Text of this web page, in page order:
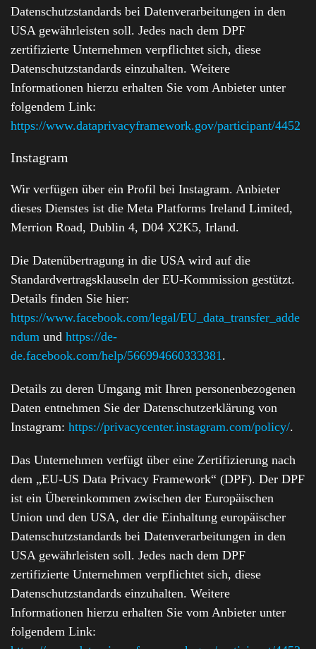
Datenschutzstandards bei Datenverarbeitungen in den
USA gewährleisten soll. Jedes nach dem DPF
zertifizierte Unternehmen verpflichtet sich, diese
Datenschutzstandards einzuhalten. Weitere
Informationen hierzu erhalten Sie vom Anbieter unter
folgendem Link:
https://www.dataprivacyframework.gov/participant/4452
Instagram
Wir verfügen über ein Profil bei Instagram. Anbieter
dieses Dienstes ist die Meta Platforms Ireland Limited,
Merrion Road, Dublin 4, D04 X2K5, Irland.
Die Datenübertragung in die USA wird auf die
Standardvertragsklauseln der EU-Kommission gestützt.
Details finden Sie hier:
https://www.facebook.com/legal/EU_data_transfer_adde
ndum und https://de-
de.facebook.com/help/566994660333381 .
Details zu deren Umgang mit Ihren personenbezogenen
Daten entnehmen Sie der Datenschutzerklärung von
Instagram: https://privacycenter.instagram.com/policy/.
Das Unternehmen verfügt über eine Zertifizierung nach
dem „EU-US Data Privacy Framework“ (DPF). Der DPF
ist ein Übereinkommen zwischen der Europäischen
Union und den USA, der die Einhaltung europäischer
Datenschutzstandards bei Datenverarbeitungen in den
USA gewährleisten soll. Jedes nach dem DPF
zertifizierte Unternehmen verpflichtet sich, diese
Datenschutzstandards einzuhalten. Weitere
Informationen hierzu erhalten Sie vom Anbieter unter
folgendem Link: